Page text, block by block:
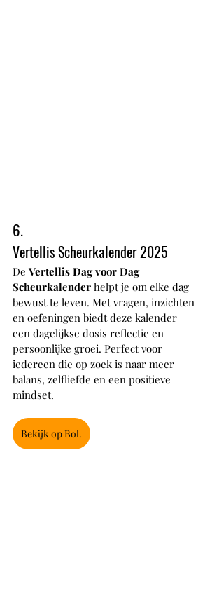
6.
Vertellis Scheurkalender 2025
De Vertellis Dag voor Dag
Scheurkalender helpt je om elke dag
bewust te leven. Met vragen, inzichten
en oefeningen biedt deze kalender
een dagelijkse dosis reflectie en
persoonlijke groei. Perfect voor
iedereen die op zoek is naar meer
balans, zelfliefde en een positieve
mindset.
Bekijk op Bol.